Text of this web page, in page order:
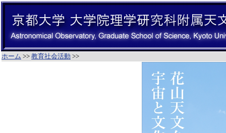
ホーム >> 教育社会活動 >>